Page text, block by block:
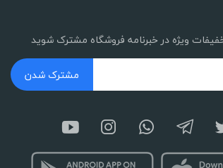
ویژه در خبرنامه فروشگاه مشترک شوید
مشترک شدن